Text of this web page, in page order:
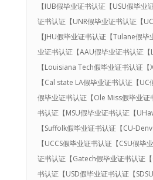
【IUB假毕业证书认证【USU假毕
证书认证【UNR假毕业证书认证【
【JHU假毕业证书认证【Tulane假
业证书认证【AAU假毕业证书认证【
【Louisiana Tech假毕业证书认证
【Cal state LA假毕业证书认证【UC
假毕业证书认证【Ole Miss假毕业证
书认证【MSU假毕业证书认证【
【Suffolk假毕业证书认证【CU-
【UCCS假毕业证书认证【CSU假毕
证书认证【Gatech假毕业证书认证
书认证【USD假毕业证书认证【